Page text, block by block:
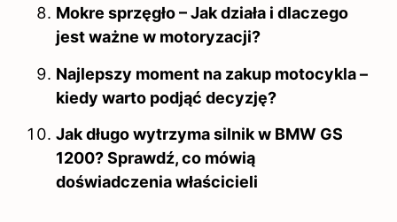
Mokre sprzęgło – Jak działa i dlaczego
jest ważne w motoryzacji?
Najlepszy moment na zakup motocykla –
kiedy warto podjąć decyzję?
Jak długo wytrzyma silnik w BMW GS
1200? Sprawdź, co mówią
doświadczenia właścicieli